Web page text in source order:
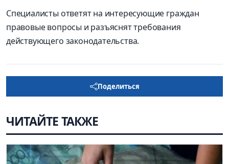
Специалисты ответят на интересующие граждан
правовые вопросы и разъяснят требования
действующего законодательства.
Поделиться
ЧИТАЙТЕ ТАКЖЕ